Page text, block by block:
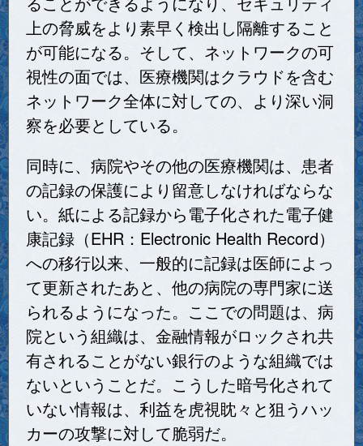
上の脅威をより素早く検出し隔離すること
が可能になる。そして、ネットワークの可
視性の面では、医療機関はクラウドを含む
ネットワーク全体に対しての、より深い洞
察を必要としている。
同時に、病院やその他の医療機関は、患者
の記録の保護により留意しなければならな
い。紙による記録から電子化された電子健
康記録（EHR：Electronic Health Record）
への移行以来、一般的に記録は医師によっ
て更新されたあと、他の病院の専門家に送
られるようになった。ここでの問題は、病
院という組織は、金融情報がロックされ共
有されることがない銀行のような組織では
ないということだ。こうした暗号化されて
いない情報は、利益を虎視眈々と狙うハッ
カーの攻撃に対して脆弱だ。